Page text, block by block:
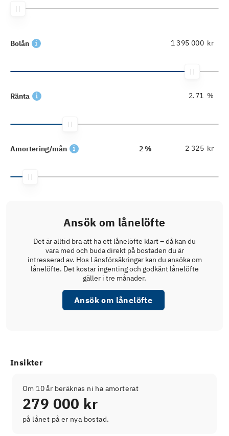
Bolån kr
Ränta %
Amortering/mån 2 % kr
Ansök om lånelöfte
Det är alltid bra att ha ett lånelöfte klart – då kan du
vara med och buda direkt på bostaden du är
intresserad av. Hos Länsförsäkringar kan du ansöka om
lånelöfte. Det kostar ingenting och godkänt lånelöfte
gäller i tre månader.
Ansök om lånelöfte
Insikter
Om 10 år beräknas ni ha amorterat
279 000 kr
på lånet på er nya bostad.